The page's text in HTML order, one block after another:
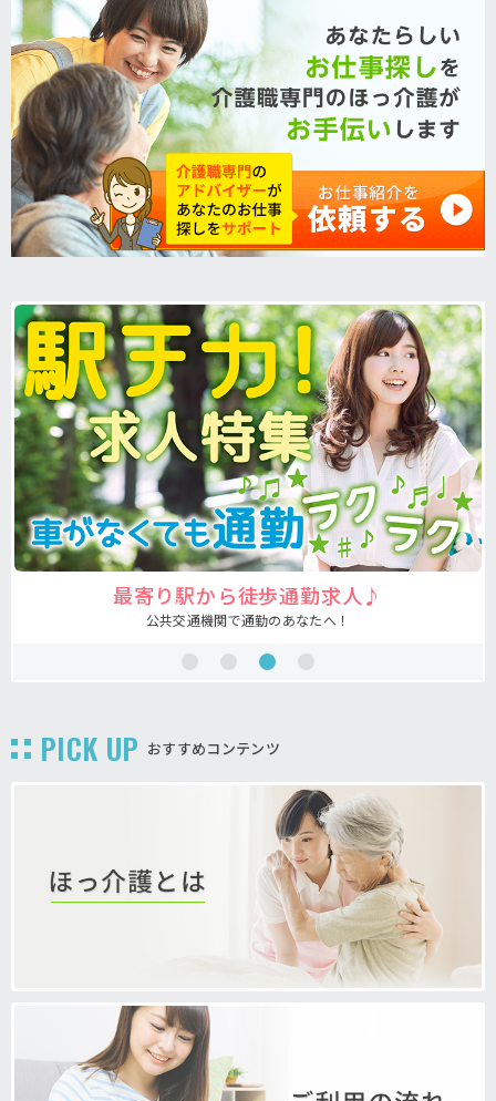
です。＜介護職 正職員 特別養護老人ホームの求人＞
最寄り駅から徒歩通勤求人♪
公共交通機関で通勤のあなたへ！
PICK UP おすすめコンテンツ